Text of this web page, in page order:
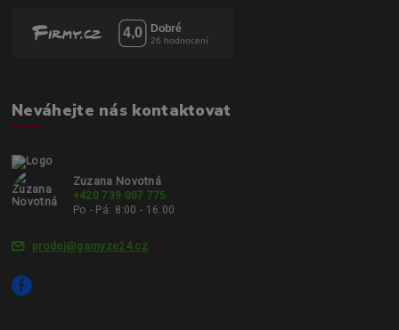
Neváhejte nás kontaktovat
Zuzana Novotná
+420 739 007 775
Po - Pá: 8:00 - 16:00
prodej@garnyze24.cz